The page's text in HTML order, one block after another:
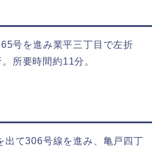
号を進み業平三丁目で左折
所要時間約11分。
出て306号線を進み、亀戸四丁